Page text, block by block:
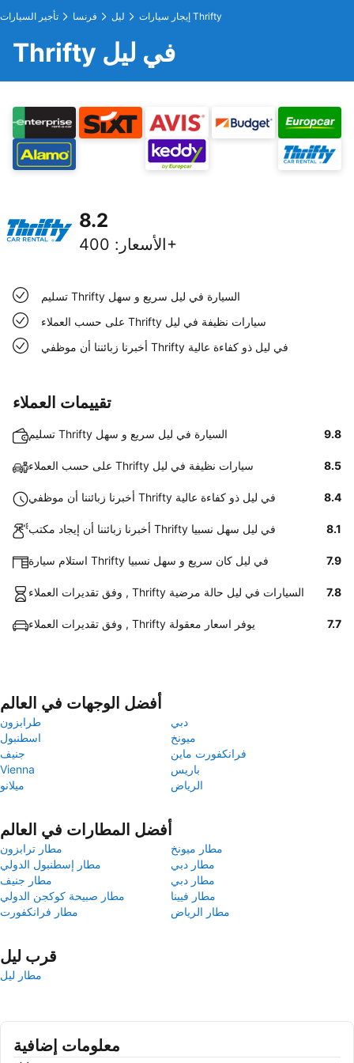
تأجير السيارات فرنسا ليل إيجار سيارات Thrifty
Thrifty في ليل
8.2
الأسعار : 400+
تسليم Thrifty السيارة في ليل سريع و سهل
على حسب العملاء Thrifty سيارات نظيفة في ليل
أخبرنا زبائننا أن موظفي Thrifty في ليل ذو كفاءة عالية
تقييمات العملاء
تسليم Thrifty السيارة في ليل سريع و سهل 9.8
على حسب العملاء Thrifty سيارات نظيفة في ليل 8.5
أخبرنا زبائننا أن موظفي Thrifty في ليل ذو كفاءة عالية 8.4
أخبرنا زبائننا أن إيجاد مكتب Thrifty في ليل سهل نسبيا 8.1
استلام سيارة Thrifty في ليل كان سريع و سهل نسبيا 7.9
وفق تقديرات العملاء , Thrifty السيارات في ليل حالة مرضية 7.8
وفق تقديرات العملاء , Thrifty يوفر اسعار معقولة 7.7
أفضل الوجهات في العالم
طرابزون
دبي
اسطنبول
ميونخ
جنيف
فرانكفورت ماين
Vienna
باريس
ميلانو
الرياض
أفضل المطارات في العالم
مطار ترابزون
مطار ميونخ
مطار إسطنبول الدولي
مطار دبي
مطار جنيف
مطار دبي
مطار صبيحة كوكجن الدولي
مطار فيينا
مطار فرانكفورت
مطار الرياض
قرب ليل
مطار ليل
معلومات إضافية